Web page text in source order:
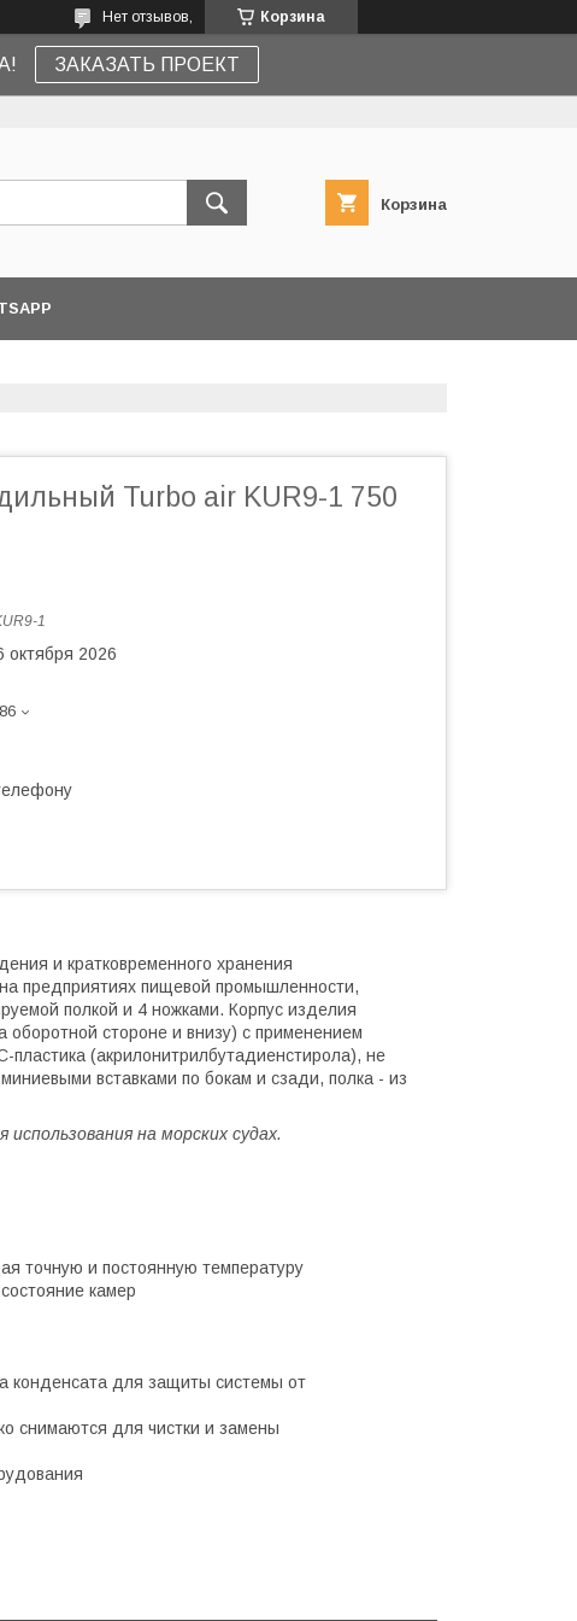
Корзина
Нет отзывов,
ЗАКАЗАТЬ ПРОЕКТ
Корзина
Turbo air KUR9-1 750
1
октября 2026
и кратковременного хранения
предприятиях пищевой промышленности,
полкой и 4 ножками. Корпус изделия
стороне и внизу) с применением
(акрилонитрилбутадиенстирола), не
вставками по бокам и сзади, полка - из
на морских судах.
точную и постоянную температуру
камер
конденсата для защиты системы от
снимаются для чистки и замены